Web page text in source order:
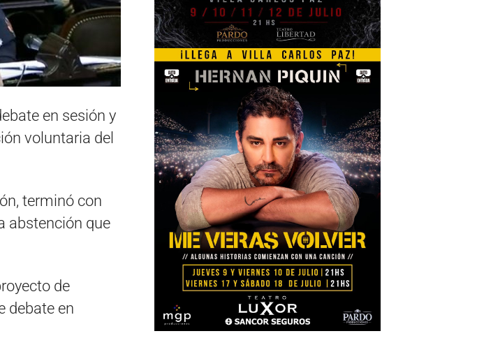
en sesión y
voluntaria del
terminó con
abstención que
de
debate en